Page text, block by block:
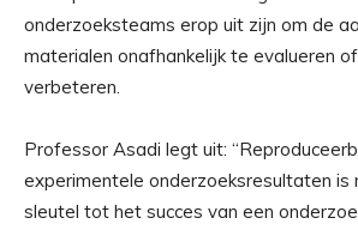
onderzoeksteams erop uit zijn om de
materialen onafhankelijk te evalueren
verbeteren.
Professor Asadi legt uit:
experimentele onderzoeksresultaten is
sleutel tot het succes van een